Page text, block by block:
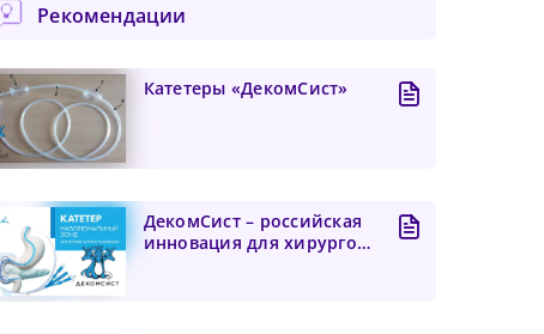
Рекомендации
Катетеры «ДекомСист»
ДекомСист – российская
инновация для хирургов